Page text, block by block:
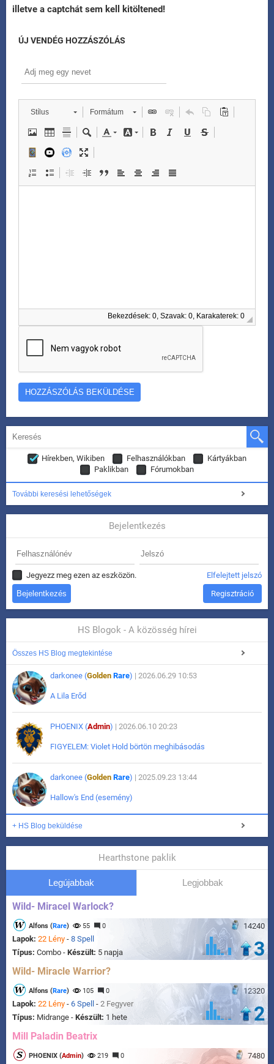
illetve a captchát sem kell kitöltened!
ÚJ VENDÉG HOZZÁSZÓLÁS
Stílus Formátum
Bekezdések: 0, Szavak: 0, Karakaterek: 0
Hírekben, Wikiben Felhasználókban
Kártyákban
Paklikban
Fórumokban
További keresési lehetőségek
Bejelentkezés
Jegyezz meg ezen az eszközön. Elfelejtett jelszó
Regisztráció
HS Blogok - A közösség hírei
Összes HS Blog megtekintése
darkonee (Golden Rare) | 2026.06.29 10:53
A Lila Erőd
PHOENIX (Admin) | 2026.06.10 20:23
FIGYELEM: Violet Hold börtön meghibásodás
darkonee (Golden Rare) | 2025.09.23 13:44
Hallow's End (esemény)
+ HS Blog beküldése
Hearthstone paklik
Legújabbak Legjobbak
Wild- Miracel Warlock?
14240
Alfons (Rare) 55 0
Lapok: 22 Lény - 8 Spell
Típus: Combo - Készült: 5 napja 3
Wild- Miracle Warrior?
12320
Alfons (Rare) 105 0
Lapok: 22 Lény - 6 Spell - 2 Fegyver
Típus: Midrange - Készült: 1 hete 2
Mill Paladin Beatrix
7480
PHOENIX (Admin) 219 0